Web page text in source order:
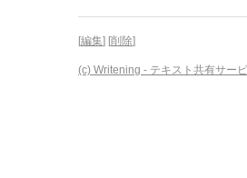
[編集] [削除]
(c) Writening - テキスト共有サー